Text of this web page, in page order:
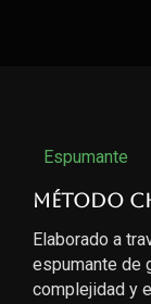
Espumante
Método
Elaborado a
espumante de
complejidad y